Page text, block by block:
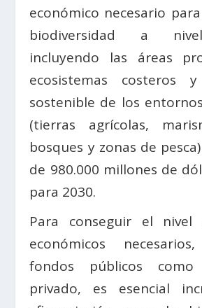
económico necesario
biodiversidad a
incluyendo las áreas
ecosistemas costeros
sostenible de los
(tierras agrícolas,
bosques y zonas de
de 980.000 millones de
para 2030.
Para conseguir el nivel
económicos
fondos públicos
privado, es esencial